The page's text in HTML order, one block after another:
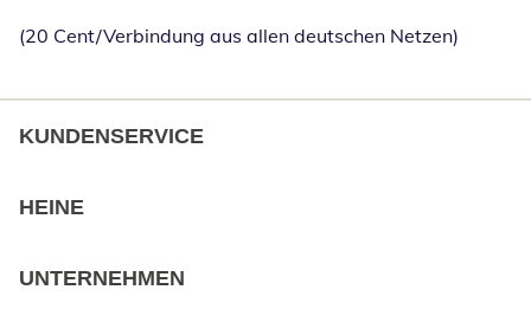
(20 Cent/Verbindung aus allen deutschen Netzen)
KUNDENSERVICE
HEINE
UNTERNEHMEN